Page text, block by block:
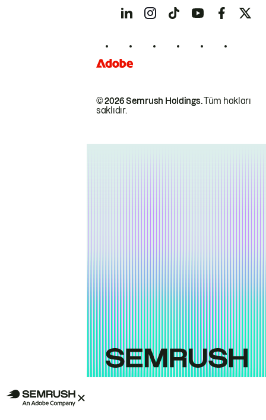
© 2026 Semrush Holdings.Tüm hakları
saklıdır.